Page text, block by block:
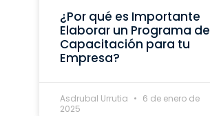
¿Por qué es Importante
Elaborar un Programa de
Capacitación para tu
Empresa?
Asdrubal Urrutia
6 de enero de
2025